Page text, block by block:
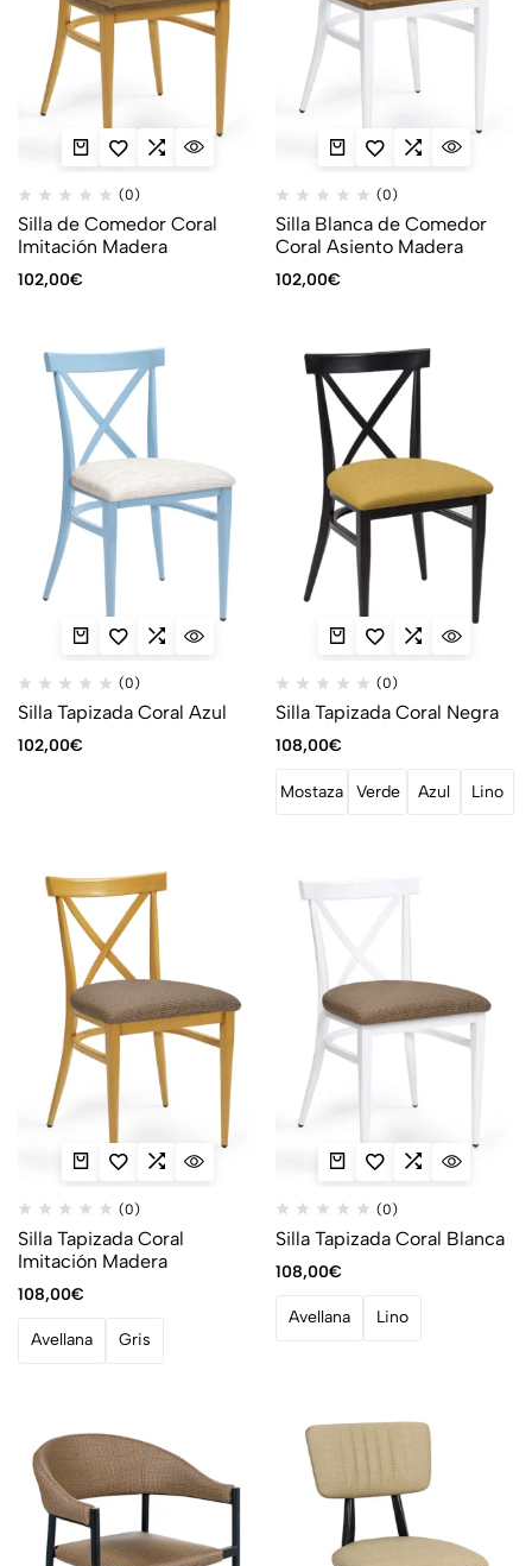
(0)
Silla de Comedor Coral
Imitación Madera
102,00€
(0)
Silla Blanca de Comedor
Coral Asiento Madera
102,00€
(0)
Silla Tapizada Coral Azul
102,00€
(0)
Silla Tapizada Coral Negra
108,00€
Mostaza Verde Azul Lino
(0)
Silla Tapizada Coral
Imitación Madera
108,00€
Avellana Gris
(0)
Silla Tapizada Coral Blanca
108,00€
Avellana Lino